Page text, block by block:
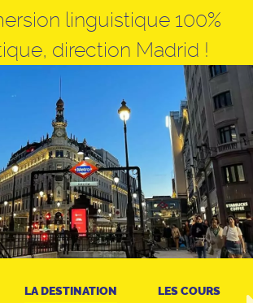
linguistique 100%
direction Madrid !
LA DESTINATION LES COURS